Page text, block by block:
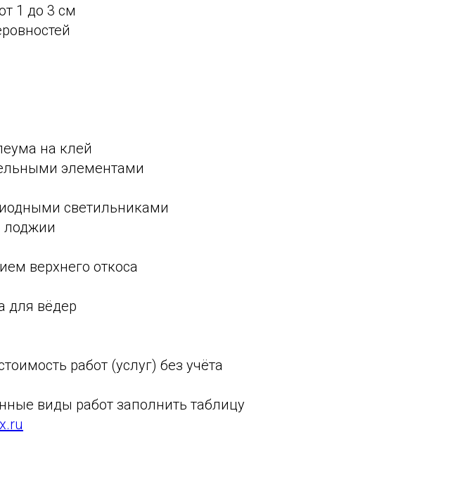
1 до 3 см
на клей
элементами
светильниками
лоджии
верхнего откоса
для вёдер
работ (услуг) без учёта
виды работ заполнить таблицу